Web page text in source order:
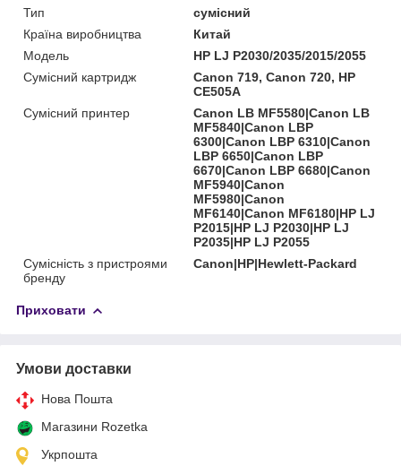
Тип
сумісний
Країна виробництва
Китай
Мoдель
HP LJ P2030/2035/2015/2055
Сумісний картридж
Canon 719, Canon 720, HP
CE505A
Сумісний принтер
Canon LB MF5580|Canon LB
MF5840|Canon LBP
6300|Canon LBP 6310|Canon
LBP 6650|Canon LBP
6670|Canon LBP 6680|Canon
MF5940|Canon
MF5980|Canon
MF6140|Canon MF6180|HP LJ
P2015|HP LJ P2030|HP LJ
P2035|HP LJ P2055
Сумісність з пристроями
бренду
Canon|HP|Hewlett-Packard
Приховати
Умови доставки
Нова Пошта
Магазини Rozetka
Укрпошта